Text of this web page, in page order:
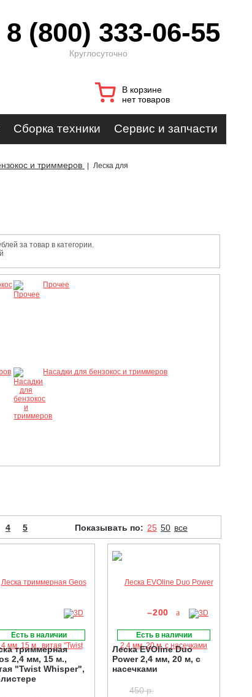
8 (800) 333-06-55
Круглосуточно
В корзине
нет товаров
Сборка техники Сервис и запчасти
и триммеров
Леска для
за товар в категории.
Прочее
Насадки для бензокос и триммеров
Показывать по: 25 50 все
4 5
Есть в наличии
триммерная
2,4 мм, 15 м.,
"Twist Whisper",
–200
Есть в наличии
Леска EVOline Duo
Power 2,4 мм, 20 м, с
насечками
450 р.